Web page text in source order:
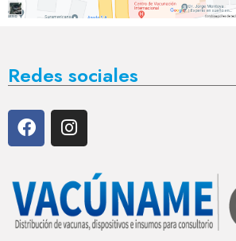
Redes sociales